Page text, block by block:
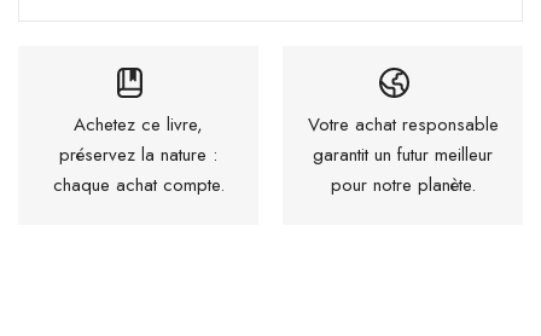
Achetez ce livre,
préservez la nature :
chaque achat compte.
Votre achat responsable
garantit un futur meilleur
pour notre planète.